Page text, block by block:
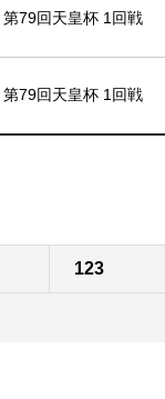
第79回天皇杯 1回戦
第79回天皇杯 1回戦
123